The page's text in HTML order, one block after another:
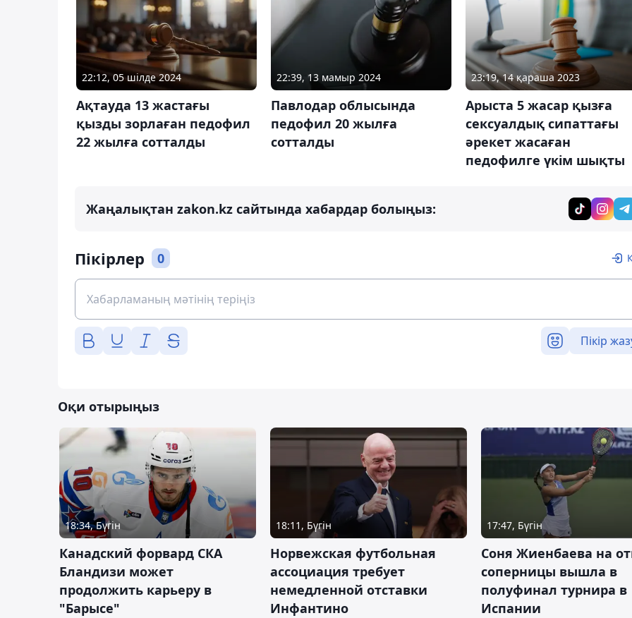
22:12, 05 шілде 2024
Ақтауда 13 жастағы
қызды зорлаған педофил
22 жылға сотталды
22:39, 13 мамыр 2024
Павлодар облысында
педофил 20 жылға
сотталды
23:19, 14 қараша 2023
Арыста 5 жасар қызға
сексуалдық сипаттағы
әрекет жасаған
педофилге үкім шықты
Жаңалықтан zakon.kz сайтында хабардар болыңыз:
Пікірлер 0
Пікір
Оқи отырыңыз
18:34, Бүгін
Канадский форвард СКА
Бландизи может
продолжить карьеру в
"Барысе"
18:11, Бүгін
Норвежская футбольная
ассоциация требует
немедленной отставки
Инфантино
17:47, Бүгін
Соня Жиенбаева на
соперницы вышла в
полуфинал турнира в
Испании